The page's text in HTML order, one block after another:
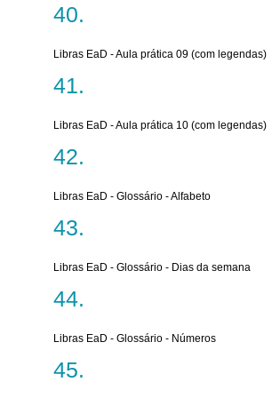
Libras EaD - Aula prática 09 (com legendas)
Libras EaD - Aula prática 10 (com legendas)
Libras EaD - Glossário - Alfabeto
Libras EaD - Glossário - Dias da semana
Libras EaD - Glossário - Números